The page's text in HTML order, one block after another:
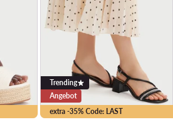
extra -35% Code: LAST
Trending
Angebot